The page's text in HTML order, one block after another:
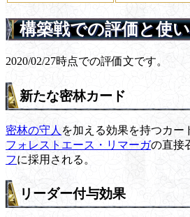
構築戦での評価と使
2020/02/27時点での評価文です。
新たな密林カード
密林の守人 を加える効果を持つカー
フォレストエース・リマーガの直接
フに採用される。
リーダー付与効果